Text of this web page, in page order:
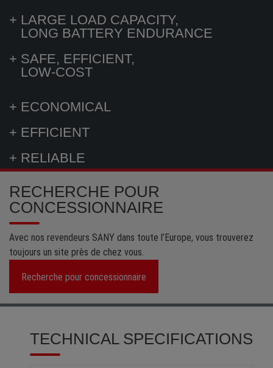
+ LARGE LOAD CAPACITY,
LONG BATTERY ENDURANCE
+ SAFE, EFFICIENT,
LOW-COST
+ ECONOMICAL
+ EFFICIENT
+ RELIABLE
RECHERCHE POUR
CONCESSIONNAIRE
Avec nos revendeurs SANY dans toute l’Europe, vous trouverez
toujours un site près de chez vous.
Recherche pour concessionnaire
TECHNICAL SPECIFICATIONS